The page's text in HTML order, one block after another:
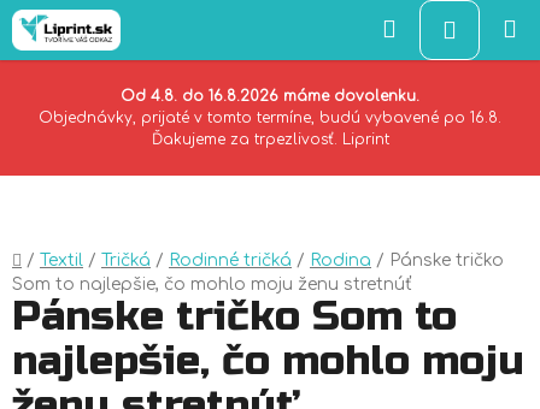
Od 4.8. do 16.8.2026 máme dovolenku.
Objednávky, prijaté v tomto termíne, budú vybavené po 16.8.
Ďakujeme za trpezlivosť. Liprint
Hľadať
KOŠÍK
Domov
/ Textil / Tričká / Rodinné tričká / Rodina / Pánske tričko
Som to najlepšie, čo mohlo moju ženu stretnúť
Pánske tričko Som to
najlepšie, čo mohlo moju